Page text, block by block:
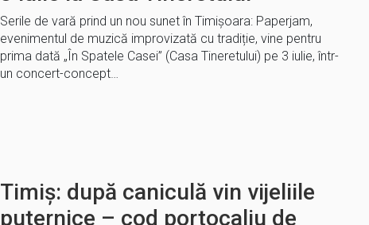
Serile de vară prind un nou sunet în Timișoara: Paperjam,
evenimentul de muzică improvizată cu tradiție, vine pentru
prima dată „În Spatele Casei” (Casa Tineretului) pe 3 iulie, într-
un concert-concept…
Timiș: după caniculă vin vijeliile
puternice – cod portocaliu de